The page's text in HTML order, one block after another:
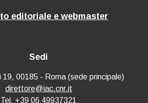
editoriale e webmaster
Sedi
19, 00185 - Roma (sede principale)
direttore@iac.cnr.it
Tel. +39 06 49937321